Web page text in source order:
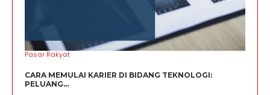
Pasar Rakyat
CARA MEMULAI KARIER DI BIDANG TEKNOLOGI:
PELUANG...